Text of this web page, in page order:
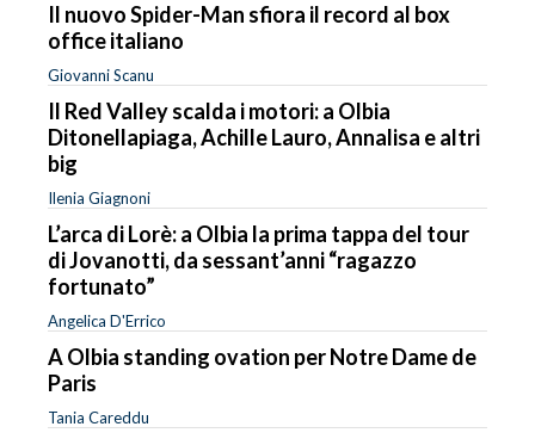
Il nuovo Spider-Man sfiora il record al box
office italiano
Giovanni Scanu
Il Red Valley scalda i motori: a Olbia
Ditonellapiaga, Achille Lauro, Annalisa e altri
big
Ilenia Giagnoni
L’arca di Lorè: a Olbia la prima tappa del tour
di Jovanotti, da sessant’anni “ragazzo
fortunato”
Angelica D'Errico
A Olbia standing ovation per Notre Dame de
Paris
Tania Careddu